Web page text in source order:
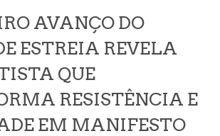
AVANÇO DO
ESTREIA REVELA
QUE
RESISTÊNCIA E
EM MANIFESTO